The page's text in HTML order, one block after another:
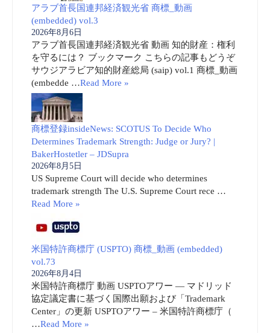
アラブ首長国連邦経済観光省 商標_動画
(embedded) vol.3
2026年8月6日
アラブ首長国連邦経済観光省 動画 知的財産：権利
を守るには？ ブックマーク こちらの記事もどうぞ
サウジアラビア知的財産総局 (saip) vol.1 商標_動画
(embedde …Read More »
商標登録insideNews: SCOTUS To Decide Who
Determines Trademark Strength: Judge or Jury? |
BakerHostetler – JDSupra
2026年8月5日
US Supreme Court will decide who determines
trademark strength The U.S. Supreme Court rece …
Read More »
米国特許商標庁 (USPTO) 商標_動画 (embedded)
vol.73
2026年8月4日
米国特許商標庁 動画 USPTOアワー ― マドリッド
協定議定書に基づく国際出願および「Trademark
Center」の更新 USPTOアワー – 米国特許商標庁（
…Read More »